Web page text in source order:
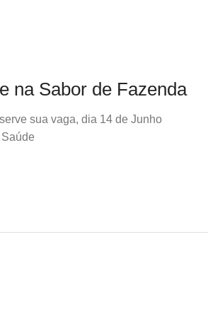
na Sabor de Fazenda
sua vaga, dia 14 de Junho